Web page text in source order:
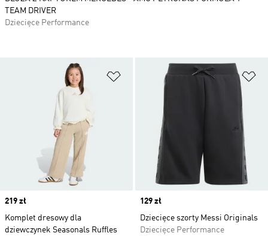
Dodaj do listy życzeń
Price
219 zł
Komplet dresowy dla
dziewczynek Seasonals Ruffles
Price
129 zł
Dziecięce szorty Messi Originals
Dziecięce Performance
TEAM DRIVER
Dziecięce Performance